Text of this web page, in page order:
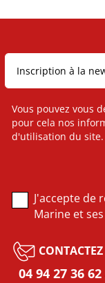
Vous pouvez vous
pour cela nos
d'utilisation du site.
J'accepte de
Marine et
04 94 27 36 62